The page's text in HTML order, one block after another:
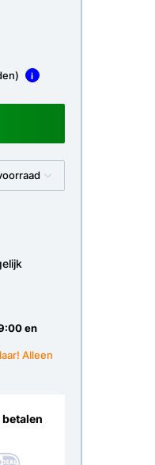
i
en
Alleen